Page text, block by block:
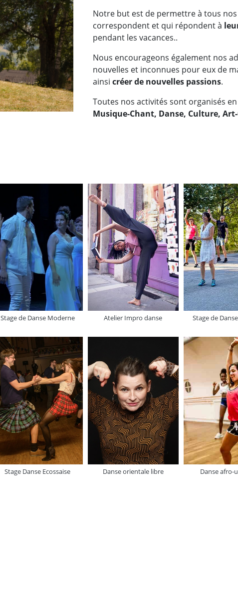
Notre but est de permettre à tous
correspondent et qui répondent à
pendant les vacances..
Nous encourageons également nos
nouvelles et inconnues pour eux de
ainsi créer de nouvelles passions.
Toutes nos activités sont organisés
Musique-Chant, Danse, Culture,
Stage de Danse Moderne Atelier Impro danse Stage de
Stage Danse Ecossaise Danse orientale libre Danse afro-